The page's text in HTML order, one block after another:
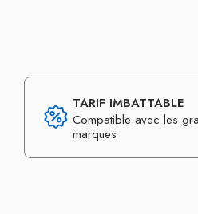
TARIF IMBATTABLE
Compatible avec les
marques